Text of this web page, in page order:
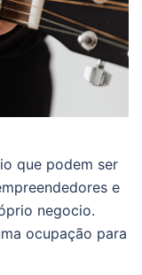
que podem ser
e
negocio.
ocupação para